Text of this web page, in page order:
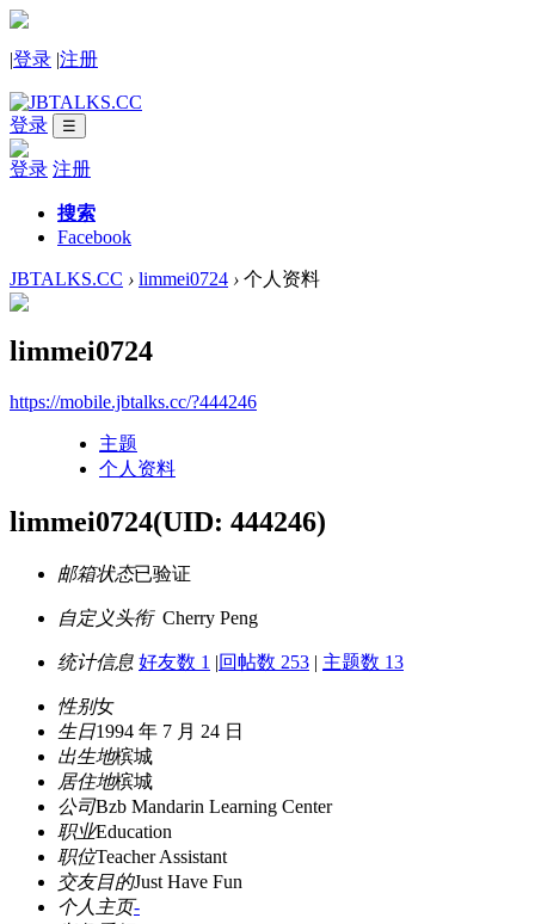
|登录 |注册
登录 ☰
登录 注册
搜索
Facebook
JBTALKS.CC › limmei0724 › 个人资料
limmei0724
https://mobile.jbtalks.cc/?444246
主题
个人资料
limmei0724(UID: 444246)
邮箱状态已验证
自定义头衔 Cherry Peng
统计信息 好友数 1 |回帖数 253 | 主题数 13
性别女
生日1994 年 7 月 24 日
出生地槟城
居住地槟城
公司Bzb Mandarin Learning Center
职业Education
职位Teacher Assistant
交友目的Just Have Fun
个人主页-